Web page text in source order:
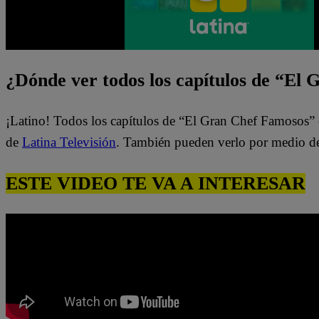
¿Dónde ver todos los capítulos de “El
¡Latino! Todos los capítulos de “El Gran Chef
de Latina Televisión. También pueden verlo por medio
ESTE VIDEO TE VA A INTERESAR